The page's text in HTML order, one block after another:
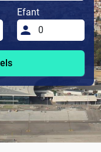
Efant